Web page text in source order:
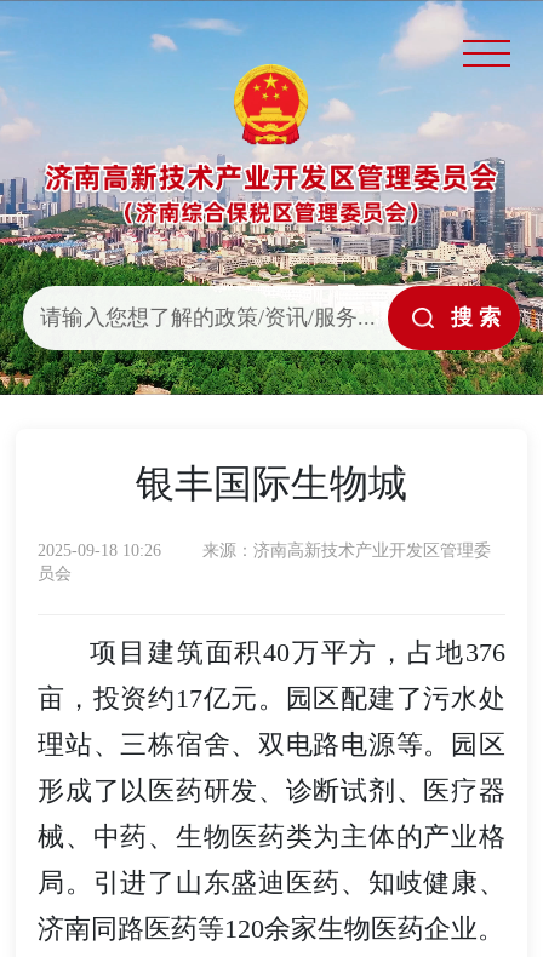
银丰国际生物城
2025-09-18 10:26
来源：济南高新技术产业开发区管理委
员会
项目建筑面积40万平方，占地376
亩，投资约17亿元。园区配建了污水处
理站、三栋宿舍、双电路电源等。园区
形成了以医药研发、诊断试剂、医疗器
械、中药、生物医药类为主体的产业格
局。引进了山东盛迪医药、知岐健康、
济南同路医药等120余家生物医药企业。